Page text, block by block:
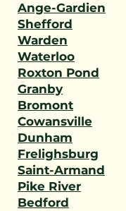
Ange-Gardien
Shefford
Warden
Waterloo
Roxton Pond
Granby
Bromont
Cowansville
Dunham
Frelighsburg
Saint-Armand
Pike River
Bedford